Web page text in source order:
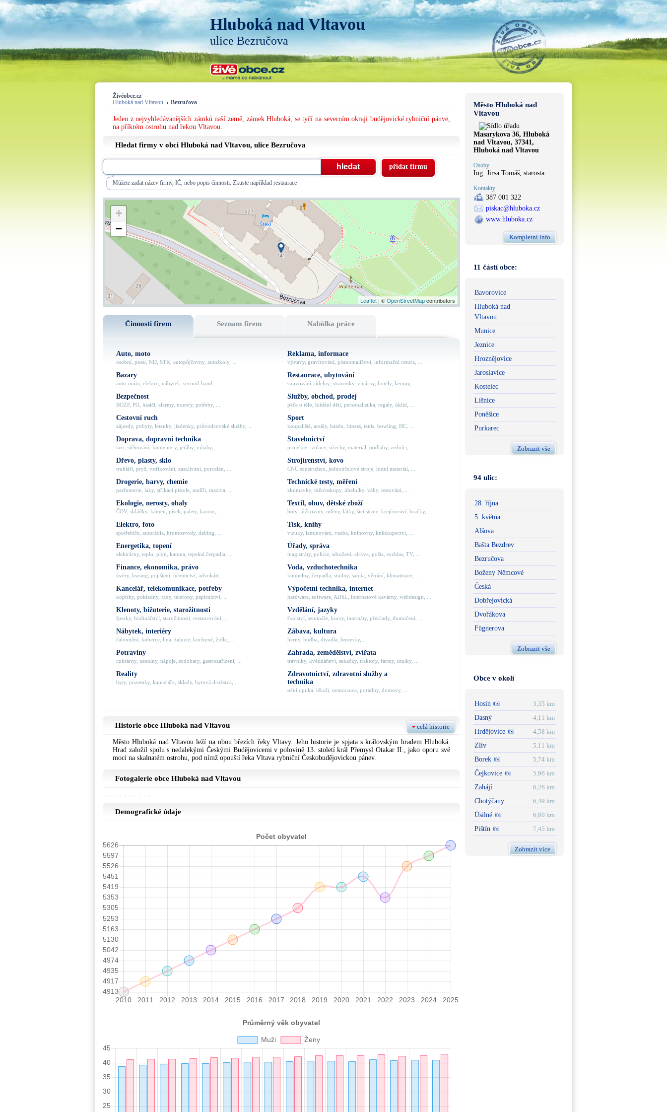
Hluboká nad Vltavou
ulice Bezručova
Živéobce.cz
Hluboká nad Vltavou
Bezručova
Jeden z nejvyhledávanějších zámků naší země, zámek Hluboká, se tyčí na severním okraji budějovické rybniční pánve,
na příkrém ostrohu nad řekou Vltavou.
Hledat firmy v obci Hluboká nad Vltavou, ulice Bezručova
Můžete zadat název firmy, IČ, nebo popis činnosti. Zkuste například restaurace
přidat firmu
+
−
Leaflet| ©OpenStreetMapcontributors
Činnosti firem Seznam firem Nabídka práce
Auto, moto
osobní, pneu, ND, STK, autopůjčovny, autoškoly, ...
Bazary
auto-moto, elektro, nábytek, second-hand, ...
Bezpečnost
BOZP, PO, hasiči, alarmy, trezory, potřeby, ...
Cestovní ruch
zájezdy, pobyty, letenky, jízdenky, průvodcovské služby, ...
Doprava, dopravní technika
taxi, stěhování, kontejnery, jeřáby, výtahy, ...
Dřevo, plasty, sklo
truhláři, pryž, vstřikování, zasklívání, porcelán, ...
Drogerie, barvy, chemie
parfumerie, laky, stříkací pistole, malíři, maziva, ...
Ekologie, nerosty, obaly
ČOV, skládky, kámen, písek, palety, karton, ...
Elektro, foto
spotřebiče, autorádia, hromosvody, dabing, ...
Energetika, topení
elektrárny, teplo, plyn, kamna, tepelná čerpadla, ...
Finance, ekonomika, právo
úvěry, leasing, pojištění, účetnictví, advokáti, ...
Kancelář, telekomunikace, potřeby
kopírky, pokladny, faxy, telefony, papírnictví, ...
Klenoty, bižuterie, starožitnosti
šperky, hodinářství, starožitnosti, restaurování, ...
Nábytek, interiéry
čalounění, koberce, lina, žaluzie, kuchyně, židle, ...
Potraviny
cukrárny, uzeniny, nápoje, sodobary, gastrozařízení, ...
Reality
byty, pozemky, kanceláře, sklady, bytová družstva, ...
Reklama, informace
výstavy, gravírování, písmomalířství, informační centra, ...
Restaurace, ubytování
stravování, jídelny, stravenky, vinárny, hotely, kempy, ...
Služby, obchod, prodej
péče o tělo, hlídání dětí, personalistika, regály, úklid, ...
Sport
koupaliště, areály, bazén, fitness, tenis, bowling, HC, ...
Stavebnictví
projekce, izolace, střechy, materiál, podlahy, zedníci, ...
Strojírenství, kovo
CNC soustružení, jednoúčelové stroje, hutní materiál, ...
Technické testy, měření
zkumavky, mikroskopy, úhelníky, váhy, testování, ...
Textil, obuv, dětské zboží
boty, lůžkoviny, oděvy, látky, šicí stroje, krejčovství, hračky, ...
Tisk, knihy
vizitky, laminování, vazba, knihovny, knihkupectví, ...
Úřady, správa
magistráty, policie, sdružení, církve, pošta, rozhlas, TV, ...
Voda, vzduchotechnika
koupelny, čerpadla, studny, sanita, větrání, klimatizace, ...
Výpočetní technika, internet
hardware, software, ADSL, internetové kavárny, webdesign, ...
Vzdělání, jazyky
školství, semináře, kurzy, internáty, překlady, tlumočení, ...
Zábava, kultura
herny, hudba, divadla, hostesky, ...
Zahrada, zemědělství, zvířata
trávníky, květinářství, sekačky, traktory, farmy, útulky, ...
Zdravotnictví, zdravotní služby a
technika
oční optika, lékaři, nemocnice, poradny, domovy, ...
Historie obce Hluboká nad Vltavou celá historie
Město Hluboká nad Vltavou leží na obou březích řeky Vltavy. Jeho historie je spjata s královským hradem Hluboká.
Hrad založil spolu s nedalekými Českými Budějovicemi v polovině 13. století král Přemysl Otakar II., jako oporu své
moci na skalnatém ostrohu, pod nímž opouští řeka Vltava rybniční Českobudějovickou pánev.
Fotogalerie obce Hluboká nad Vltavou
Demografické údaje
Město Hluboká nad
Vltavou
Masarykova 36, Hluboká
nad Vltavou, 37341,
Hluboká nad Vltavou
Osoby
Ing. Jirsa Tomáš, starosta
Kontakty
387 001 322
piskac@hluboka.cz
www.hluboka.cz
Kompletní info
11 částí obce:
Bavorovice
Hluboká nad
Vltavou
Munice
Jeznice
Hroznějovice
Jaroslavice
Kostelec
Líšnice
Poněšice
Purkarec
Zobrazit vše
94 ulic:
28. října
5. května
Alšova
Bašta Bezdrev
Bezručova
Boženy Němcové
Česká
Dobřejovická
Dvořákova
Fügnerova
Zobrazit vše
Obce v okolí
Hosín
3,35 km
Dasný
4,11 km
Hrdějovice
4,58 km
Zliv
5,11 km
Borek
5,74 km
Čejkovice
5,96 km
Zahájí
6,26 km
Chotýčany
6,49 km
Úsilné
6,80 km
Pištín
7,45 km
Zobrazit více